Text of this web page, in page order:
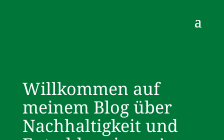
Willkommen auf
meinem Blog über
Nachhaltigkeit und